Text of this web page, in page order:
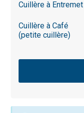
Cuillère à Entremet
Cuillère à Café
(petite cuillère)